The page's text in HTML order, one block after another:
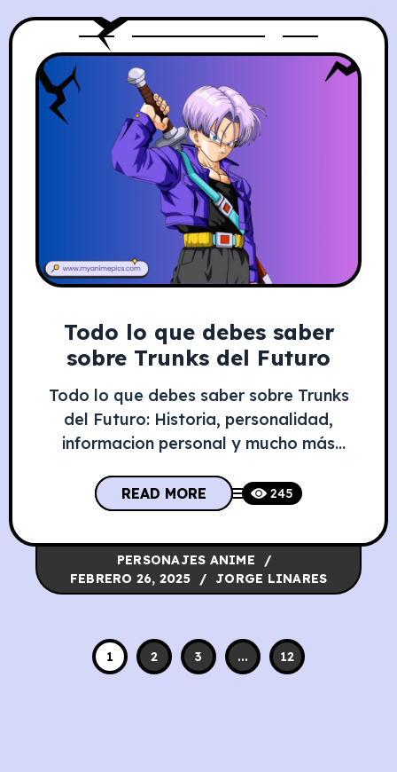
Todo lo que debes saber
sobre Trunks del Futuro
Todo lo que debes saber sobre Trunks
del Futuro: Historia, personalidad,
informacion personal y mucho más
del Futuro, el valiente guerrero de
“Dragon Ball Z” que viajó en el tiempo
para salvar su mundo de la destrucción.
Información Personal de Trunks del
Futuro Atributo Detalle Nombre de
READ MORE 245
PERSONAJES ANIME
FEBRERO 26, 2025
JORGE LINARES
1 2 3 ... 12